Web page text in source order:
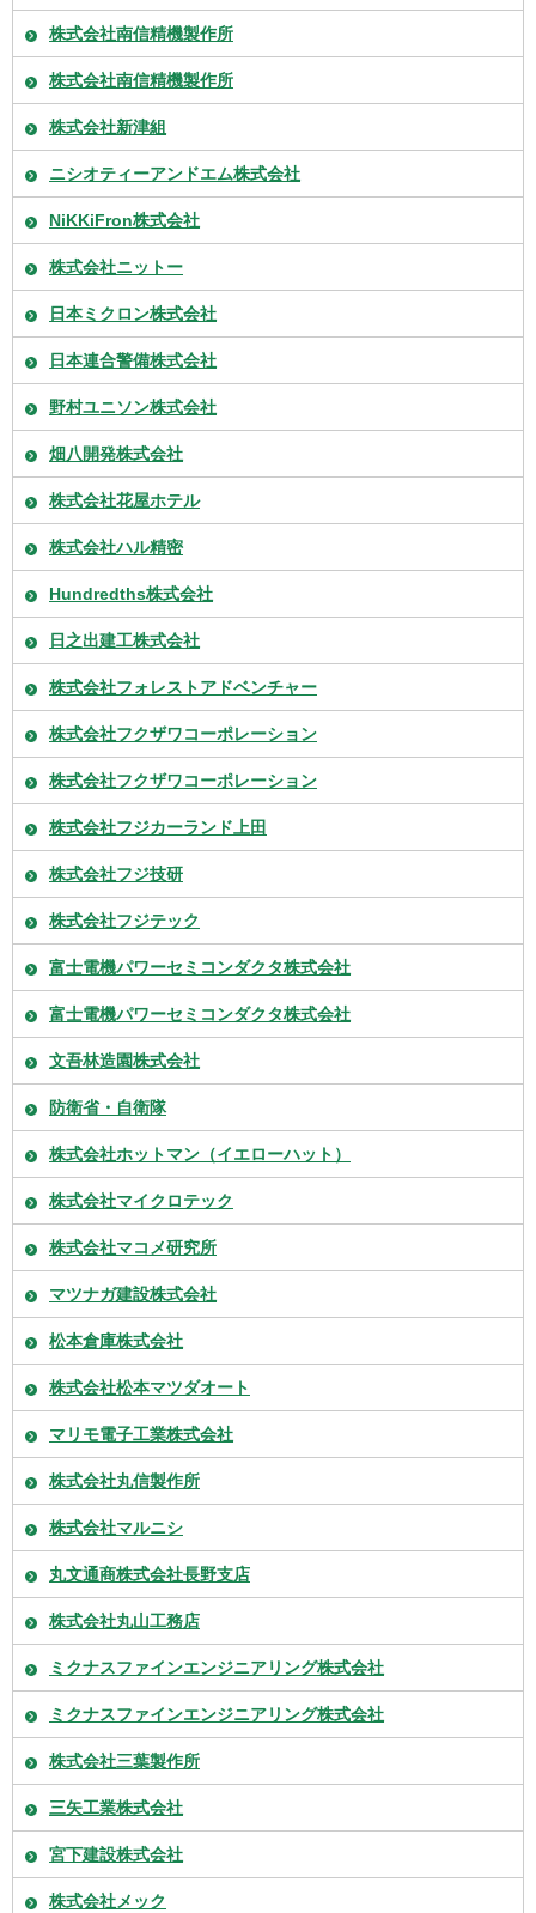
株式会社南信精機製作所
株式会社南信精機製作所
株式会社新津組
ニシオティーアンドエム株式会社
NiKKiFron株式会社
株式会社ニットー
日本ミクロン株式会社
日本連合警備株式会社
野村ユニソン株式会社
畑八開発株式会社
株式会社花屋ホテル
株式会社ハル精密
Hundredths株式会社
日之出建工株式会社
株式会社フォレストアドベンチャー
株式会社フクザワコーポレーション
株式会社フクザワコーポレーション
株式会社フジカーランド上田
株式会社フジ技研
株式会社フジテック
富士電機パワーセミコンダクタ株式会社
富士電機パワーセミコンダクタ株式会社
文吾林造園株式会社
防衛省・自衛隊
株式会社ホットマン（イエローハット）
株式会社マイクロテック
株式会社マコメ研究所
マツナガ建設株式会社
松本倉庫株式会社
株式会社松本マツダオート
マリモ電子工業株式会社
株式会社丸信製作所
株式会社マルニシ
丸文通商株式会社長野支店
株式会社丸山工務店
ミクナスファインエンジニアリング株式会社
ミクナスファインエンジニアリング株式会社
株式会社三葉製作所
三矢工業株式会社
宮下建設株式会社
株式会社メック